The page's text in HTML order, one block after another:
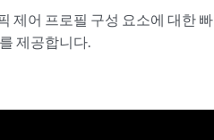
제어 프로필 구성 요소에 대한 빠
제공합니다.